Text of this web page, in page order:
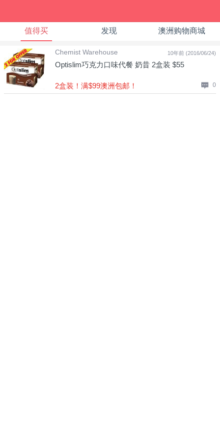
值得买 发现 澳洲购物商城
10年前 (2016/06/24)
Chemist Warehouse
Optislim巧克力口味代餐 奶昔 2盒装 $55
2盒装！满$99澳洲包邮！ 0